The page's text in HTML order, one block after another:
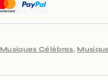
Musiques Célèbres,